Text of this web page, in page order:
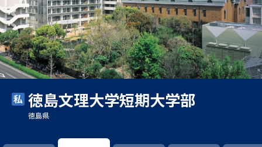
大学パンフ 学部・学科パンフ
総合型選抜・学校推薦型選抜 募
集要項＆願書
大学入学共通テスト利用選抜の
募集要項＆願書
過去問題集
大学・短大以外の資料から請求
徳島文理大学短期大学部
徳島県